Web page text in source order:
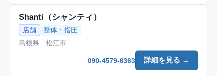
Shanti（シャンティ）
店舗
整体・指圧
島根県 松江市
詳細を見る →
090-4579-6363